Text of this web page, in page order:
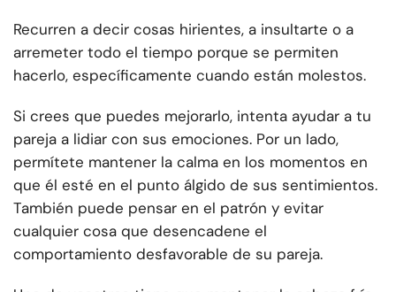
Recurren a decir cosas hirientes, a insultarte o a
arremeter todo el tiempo porque se permiten
hacerlo, específicamente cuando están molestos.
Si crees que puedes mejorarlo, intenta ayudar a tu
pareja a lidiar con sus emociones. Por un lado,
permítete mantener la calma en los momentos en
que él esté en el punto álgido de sus sentimientos.
También puede pensar en el patrón y evitar
cualquier cosa que desencadene el
comportamiento desfavorable de su pareja.